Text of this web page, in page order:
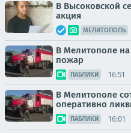
В Высоковской
акция
МЕЛИТОПОЛЬ
В Мелитополе
пожар
ПАБЛИКИ 16:51
В Мелитополе
оперативно
ПАБЛИКИ 16:01